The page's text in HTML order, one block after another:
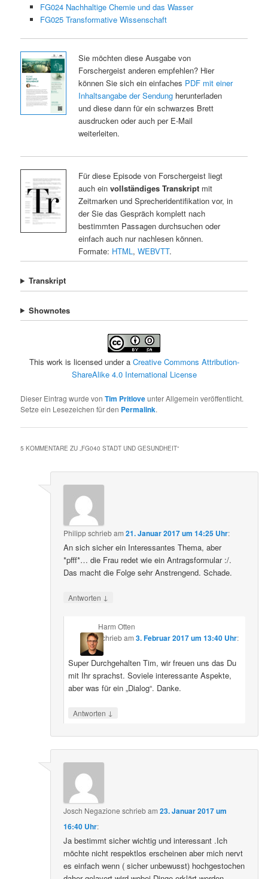
FG024 Nachhaltige Chemie und das Wasser
FG025 Transformative Wissenschaft
Sie möchten diese Ausgabe von
Forschergeist anderen empfehlen? Hier
können Sie sich ein einfaches PDF mit einer
Inhaltsangabe der Sendungherunterladen
und diese dann für ein schwarzes Brett
ausdrucken oder auch per E-Mail
weiterleiten.
Für diese Episode von Forschergeist liegt
auch ein vollständiges Transkriptmit
Zeitmarken und Sprecheridentifikation vor, in
der Sie das Gespräch komplett nach
bestimmten Passagen durchsuchen oder
einfach auch nur nachlesen können.
Formate: HTML , WEBVTT.
Transkript
Shownotes
This work is licensed under a Creative Commons Attribution-
ShareAlike 4.0 International License
Dieser Eintrag wurde vonTim Pritloveunter Allgemein veröffentlicht.
Setze ein Lesezeichen für den Permalink.
5 KOMMENTARE ZU „FG040 STADT UND GESUNDHEIT“
Philippschriebam21. Januar 2017 um 14:25 Uhr:
An sich sicher ein Interessantes Thema, aber
*pfff*… die Frau redet wie ein Antragsformular :/.
Das macht die Folge sehr Anstrengend. Schade.
Antworten ↓
Harm Otten
schriebam 3. Februar 2017 um 13:40 Uhr:
Super Durchgehalten Tim, wir freuen uns das Du
mit Ihr sprachst. Soviele interessante Aspekte,
aber was für ein „Dialog“. Danke.
Antworten ↓
Josch Negazione schriebam23. Januar 2017 um
16:40 Uhr:
Ja bestimmt sicher wichtig und interessant .Ich
möchte nicht respektlos erscheinen aber mich nervt
es einfach wenn ( sicher unbewusst) hochgestochen